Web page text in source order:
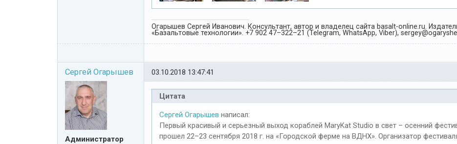
Огарышев Сергей Иванович. Консультант, автор и владелец сайта basalt-online.ru.
«Базальтовые технологии». +7 902 47–322–21 (Telegram, WhatsApp, Viber),
Сергей Огарышев
Администратор
03.10.2018 13:47:41
Цитата
Сергей Огарышев написал:
Первый красивый и серьезный выход кораблей MaryKat Studio в свет – осенний
прошел 22–23 сентября 2018 г. на «Городской ферме на ВДНХ». Организатор